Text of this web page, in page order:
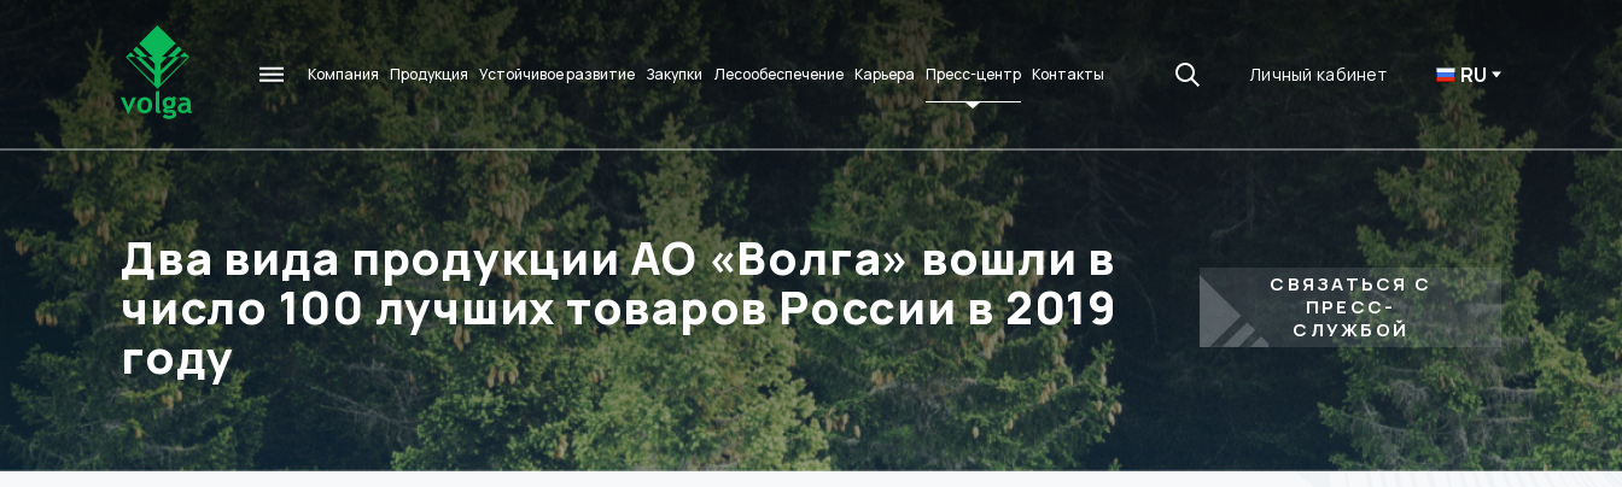
Компания Продукция Устойчивое развитие Закупки Лесообеспечение Карьера Пресс-центр Контакты Личный кабинет RU
Два вида продукции АО «Волга» вошли в
число 100 лучших товаров России в 2019
году
СВЯЗАТЬСЯ С
ПРЕСС-
СЛУЖБОЙ